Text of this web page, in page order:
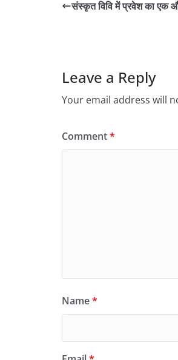
संस्कृत विवि में प्रवेश का एक
Leave a Reply
Your email address will
Comment*
Name*